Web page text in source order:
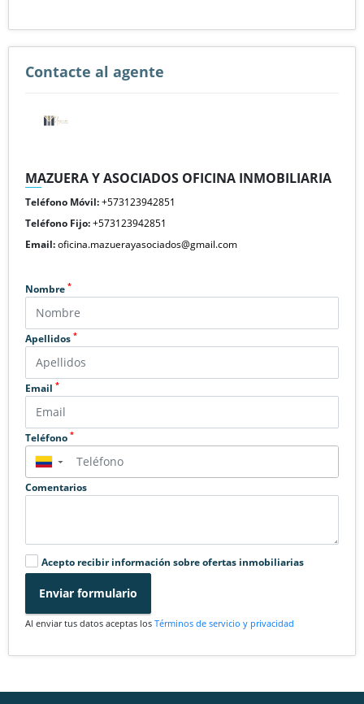
Contacte al agente
MAZUERA Y ASOCIADOS OFICINA INMOBILIARIA
Teléfono Móvil:+573123942851
Teléfono Fijo:+573123942851
Email:oficina.mazuerayasociados@gmail.com
Nombre *
Apellidos *
Email *
Teléfono *
▼
Comentarios
Acepto recibir información sobre ofertas inmobiliarias
Enviar formulario
Al enviar tus datos aceptas los Términos de servicio y privacidad